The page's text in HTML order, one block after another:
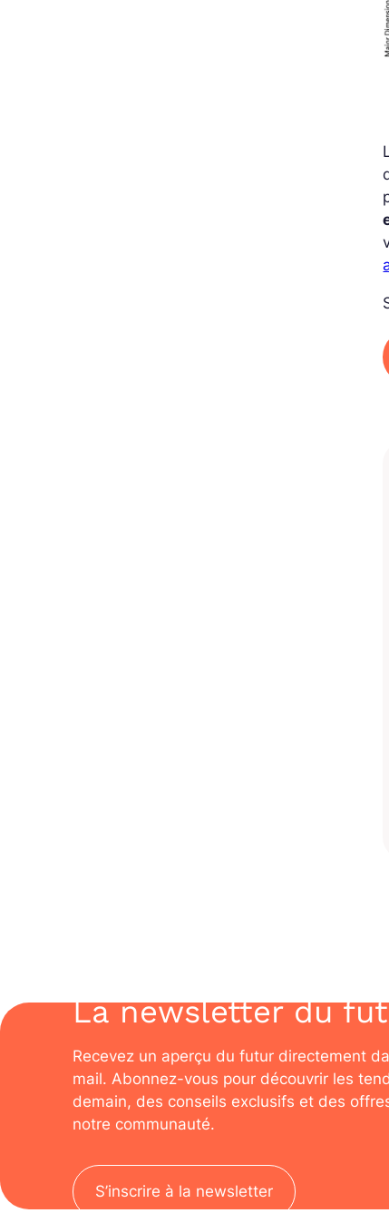
La newsletter du
Recevez un aperçu du futur directement
mail. Abonnez-vous pour découvrir les
demain, des conseils exclusifs et des
notre communauté.
S’inscrire à la newsletter